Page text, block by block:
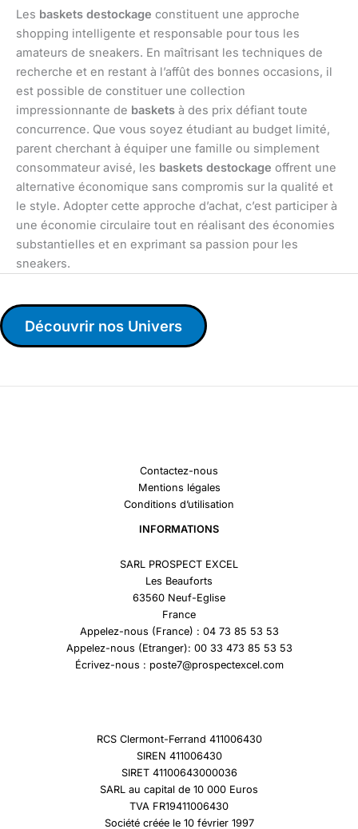
Les baskets destockage constituent une approche
shopping intelligente et responsable pour tous les
amateurs de sneakers. En maîtrisant les techniques de
recherche et en restant à l’affût des bonnes occasions, il
est possible de constituer une collection
impressionnante de baskets à des prix défiant toute
concurrence. Que vous soyez étudiant au budget limité,
parent cherchant à équiper une famille ou simplement
consommateur avisé, les baskets destockage offrent une
alternative économique sans compromis sur la qualité et
le style. Adopter cette approche d’achat, c’est participer à
une économie circulaire tout en réalisant des économies
substantielles et en exprimant sa passion pour les
sneakers.
Découvrir nos Univers
Contactez-nous
Mentions légales
Conditions d’utilisation
INFORMATIONS
SARL PROSPECT EXCEL
Les Beauforts
63560 Neuf-Eglise
France
Appelez-nous (France) : 04 73 85 53 53
Appelez-nous (Etranger): 00 33 473 85 53 53
Écrivez-nous : poste7@prospectexcel.com
RCS Clermont-Ferrand 411006430
SIREN 411006430
SIRET 41100643000036
SARL au capital de 10 000 Euros
TVA FR19411006430
Société créée le 10 février 1997